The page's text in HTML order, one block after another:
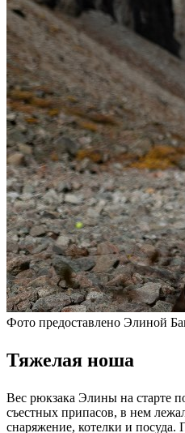
Фото предоставлено Элиной
Тяжелая ноша
Вес рюкзака Элины на старте
съестных припасов, в нем
снаряжение, котелки и